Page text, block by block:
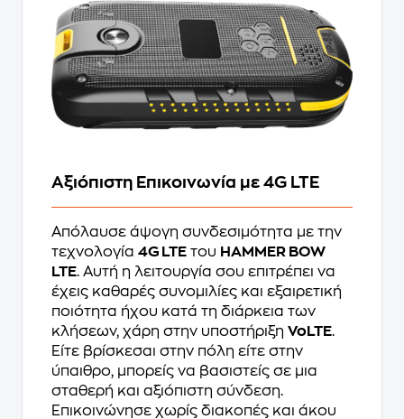
Αξιόπιστη Επικοινωνία με 4G LTE
Απόλαυσε άψογη συνδεσιμότητα με την
τεχνολογία 4G LTE του HAMMER BOW
LTE. Αυτή η λειτουργία σου επιτρέπει να
έχεις καθαρές συνομιλίες και εξαιρετική
ποιότητα ήχου κατά τη διάρκεια των
κλήσεων, χάρη στην υποστήριξη VoLTE.
Είτε βρίσκεσαι στην πόλη είτε στην
ύπαιθρο, μπορείς να βασιστείς σε μια
σταθερή και αξιόπιστη σύνδεση.
Επικοινώνησε χωρίς διακοπές και άκου